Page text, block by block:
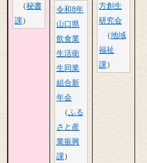
秘書
課
令和8年
山口県
飲食業
生活衛
生同業
組合新
年会
ふる
さと産
業振興
課
方創生
研究会
地域
福祉
課